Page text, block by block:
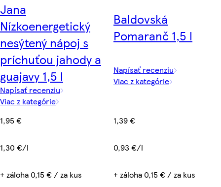
Jana
Nízkoenergetický
nesýtený nápoj s
príchuťou jahody a
guajavy 1,5 l
Napísať recenziu
Viac z kategórie
1,95 €
1,30 €/l
+ záloha 0,15 € / za kus
Baldovská
Pomaranč 1,5 l
Napísať recenziu
Viac z kategórie
1,39 €
0,93 €/l
+ záloha 0,15 € / za kus